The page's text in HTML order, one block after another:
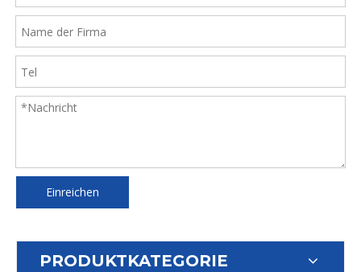
Einreichen
PRODUKTKATEGORIE